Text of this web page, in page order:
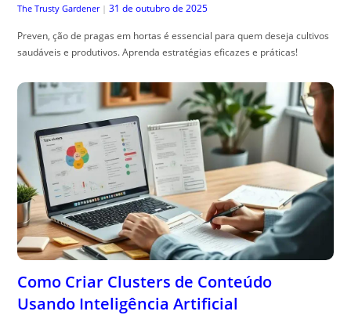
The Trusty Gardener | 31 de outubro de 2025
Preven, ção de pragas em hortas é essencial para quem deseja cultivos
saudáveis e produtivos. Aprenda estratégias eficazes e práticas!
Como Criar Clusters de Conteúdo
Usando Inteligência Artificial